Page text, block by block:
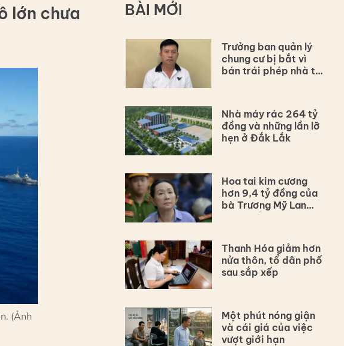
lớn chưa
(Ảnh
BÀI MỚI
Trưởng ban quản lý
chung cư bị bắt vì
bán trái phép nhà tái
Nhà máy rác 264 tỷ
đồng và những lần lỡ
hẹn ở Đắk Lắk
Hoa tai kim cương
hơn 9,4 tỷ đồng của
bà Trương Mỹ Lan
Thanh Hóa giảm hơn
nửa thôn, tổ dân phố
sau sắp xếp
Một phút nóng giận
và cái giá của việc
vượt giới hạn